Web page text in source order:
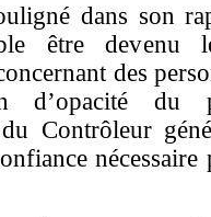
dans son
être devenu
des
d’opacité du
Contrôleur